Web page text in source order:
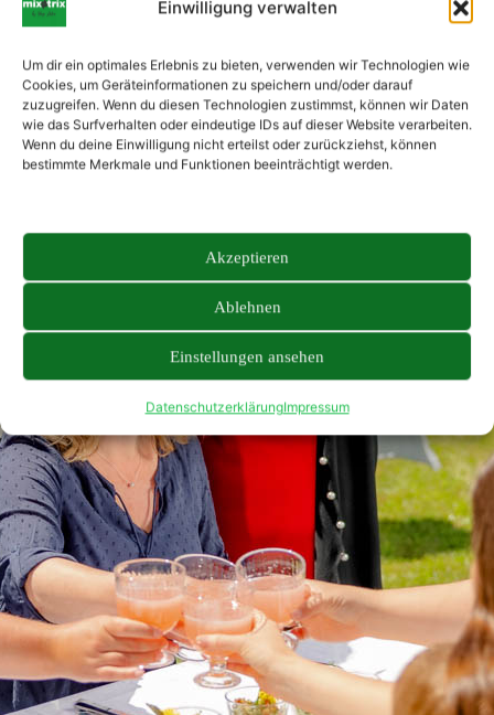
Einwilligung verwalten
Um dir ein optimales Erlebnis zu bieten, verwenden wir Technologien wie
Cookies, um Geräteinformationen zu speichern und/oder darauf
zuzugreifen. Wenn du diesen Technologien zustimmst, können wir Daten
wie das Surfverhalten oder eindeutige IDs auf dieser Website verarbeiten.
Wenn du deine Einwilligung nicht erteilst oder zurückziehst, können
bestimmte Merkmale und Funktionen beeinträchtigt werden.
Akzeptieren
Ablehnen
Einstellungen ansehen
DatenschutzerklärungImpressum